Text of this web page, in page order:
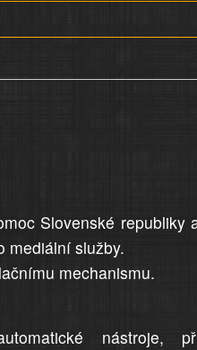
Slovenské republiky
mediální služby.
mechanismu.
nástroje,